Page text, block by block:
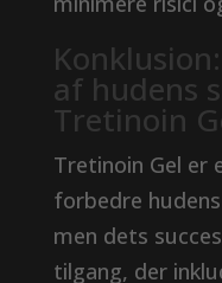
af hudens
Tretinoin
Tretinoin Gel
forbedre
men dets
tilgang, der